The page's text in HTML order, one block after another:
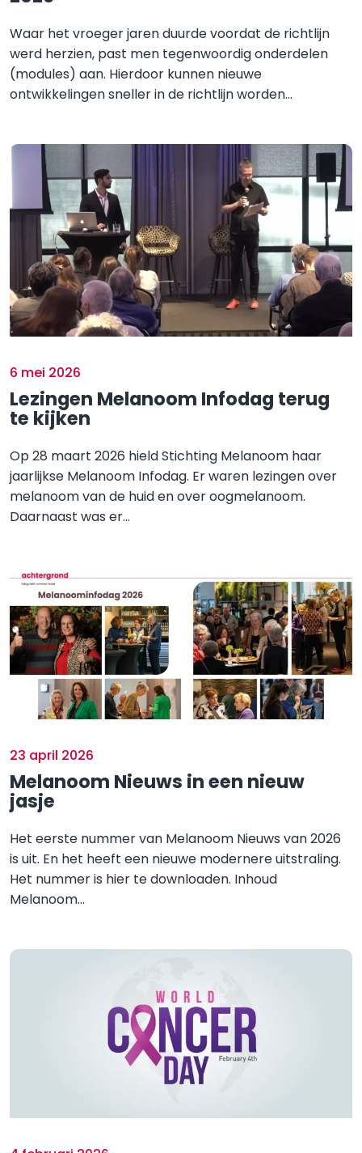
Waar het vroeger jaren duurde voordat de richtlijn
werd herzien, past men tegenwoordig onderdelen
(modules) aan. Hierdoor kunnen nieuwe
ontwikkelingen sneller in de richtlijn worden...
6 mei 2026
Lezingen Melanoom Infodag terug
te kijken
Op 28 maart 2026 hield Stichting Melanoom haar
jaarlijkse Melanoom Infodag. Er waren lezingen over
melanoom van de huid en over oogmelanoom.
Daarnaast was er...
23 april 2026
Melanoom Nieuws in een nieuw
jasje
Het eerste nummer van Melanoom Nieuws van 2026
is uit. En het heeft een nieuwe modernere uitstraling.
Het nummer is hier te downloaden. Inhoud
Melanoom...